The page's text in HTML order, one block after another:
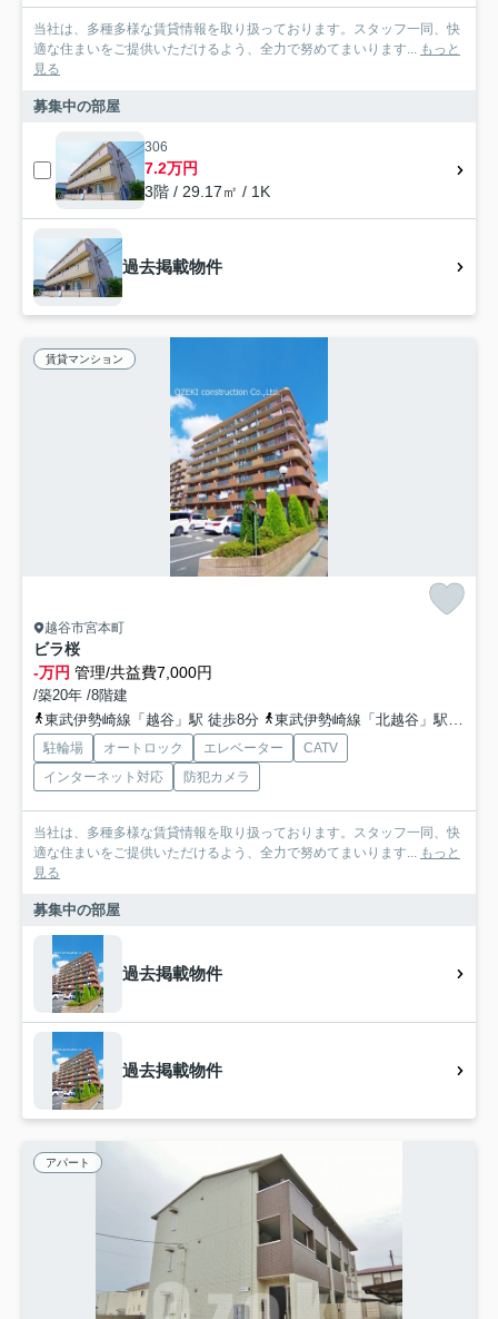
当社は、多種多様な賃貸情報を取り扱っております。スタッフ一同、快
適な住まいをご提供いただけるよう、全力で努めてまいります... もっと
見る
募集中の部屋
306
7.2万円
3階 / 29.17㎡ / 1K
過去掲載物件
賃貸マンション
越谷市宮本町
ビラ桜
-万円 管理/共益費7,000円
/築20年 /8階建
東武伊勢崎線「越谷」駅 徒歩8分
東武伊勢崎線「北越谷」駅 徒歩12分
駐輪場 オートロック エレベーター
CATV
インターネット対応
防犯カメラ
当社は、多種多様な賃貸情報を取り扱っております。スタッフ一同、快
適な住まいをご提供いただけるよう、全力で努めてまいります... もっと
見る
募集中の部屋
過去掲載物件
過去掲載物件
アパート